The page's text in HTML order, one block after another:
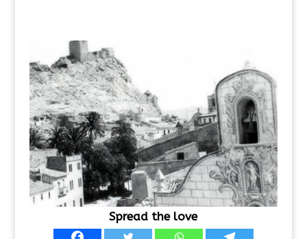
Spread the love